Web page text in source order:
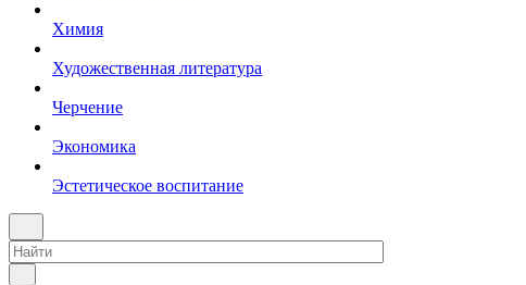
Химия
Художественная литература
Черчение
Экономика
Эстетическое воспитание